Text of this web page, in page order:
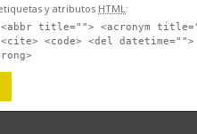
y atributos HTML:
title=""> <acronym
<code> <del datetime="">